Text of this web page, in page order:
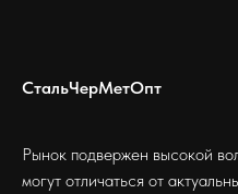
СтальЧерМетОпт
Рынок подвержен высокой
могут отличаться от